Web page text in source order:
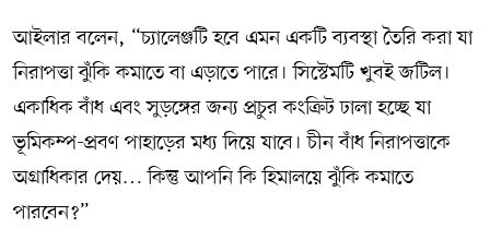
আইলার বলেন, “চ্যালেঞ্জটি হবে এমন একটি ব্যবস্থা তৈরি করা যা
নিরাপত্তা ঝুঁকি কমাতে বা এড়াতে পারে। সিস্টেমটি খুবই জটিল।
একাধিক বাঁধ এবং সুড়ঙ্গের জন্য প্রচুর কংক্রিট ঢালা হচ্ছে যা
ভূমিকম্প-প্রবণ পাহাড়ের মধ্য দিয়ে যাবে। চীন বাঁধ নিরাপত্তাকে
অগ্রাধিকার দেয়… কিন্তু আপনি কি হিমালয়ে ঝুঁকি কমাতে
পারবেন?”